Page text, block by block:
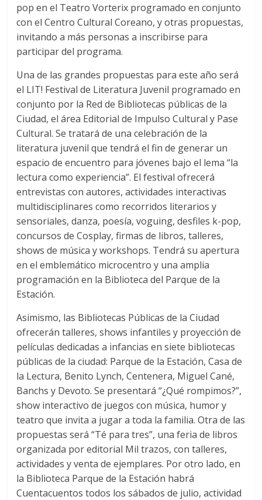
pop en el Teatro Vorterix programado en conjunto
con el Centro Cultural Coreano, y otras propuestas,
invitando a más personas a inscribirse para
participar del programa.
Una de las grandes propuestas para este año será
el LIT! Festival de Literatura Juvenil programado en
conjunto por la Red de Bibliotecas públicas de la
Ciudad, el área Editorial de Impulso Cultural y Pase
Cultural. Se tratará de una celebración de la
literatura juvenil que tendrá el fin de generar un
espacio de encuentro para jóvenes bajo el lema “la
lectura como experiencia”. El festival ofrecerá
entrevistas con autores, actividades interactivas
multidisciplinares como recorridos literarios y
sensoriales, danza, poesía, voguing, desfiles k-pop,
concursos de Cosplay, firmas de libros, talleres,
shows de música y workshops. Tendrá su apertura
en el emblemático microcentro y una amplia
programación en la Biblioteca del Parque de la
Estación.
Asimismo, las Bibliotecas Públicas de la Ciudad
ofrecerán talleres, shows infantiles y proyección de
películas dedicadas a infancias en siete bibliotecas
públicas de la ciudad: Parque de la Estación, Casa de
la Lectura, Benito Lynch, Centenera, Miguel Cané,
Banchs y Devoto. Se presentará “¿Qué rompimos?”,
show interactivo de juegos con música, humor y
teatro que invita a jugar a toda la familia. Otra de las
propuestas será “Té para tres”, una feria de libros
organizada por editorial Mil trazos, con talleres,
actividades y venta de ejemplares. Por otro lado, en
la Biblioteca Parque de la Estación habrá
Cuentacuentos todos los sábados de julio, actividad